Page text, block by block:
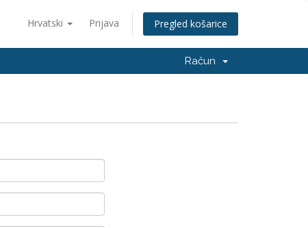
Hrvatski Prijava Pregled košarice
Račun